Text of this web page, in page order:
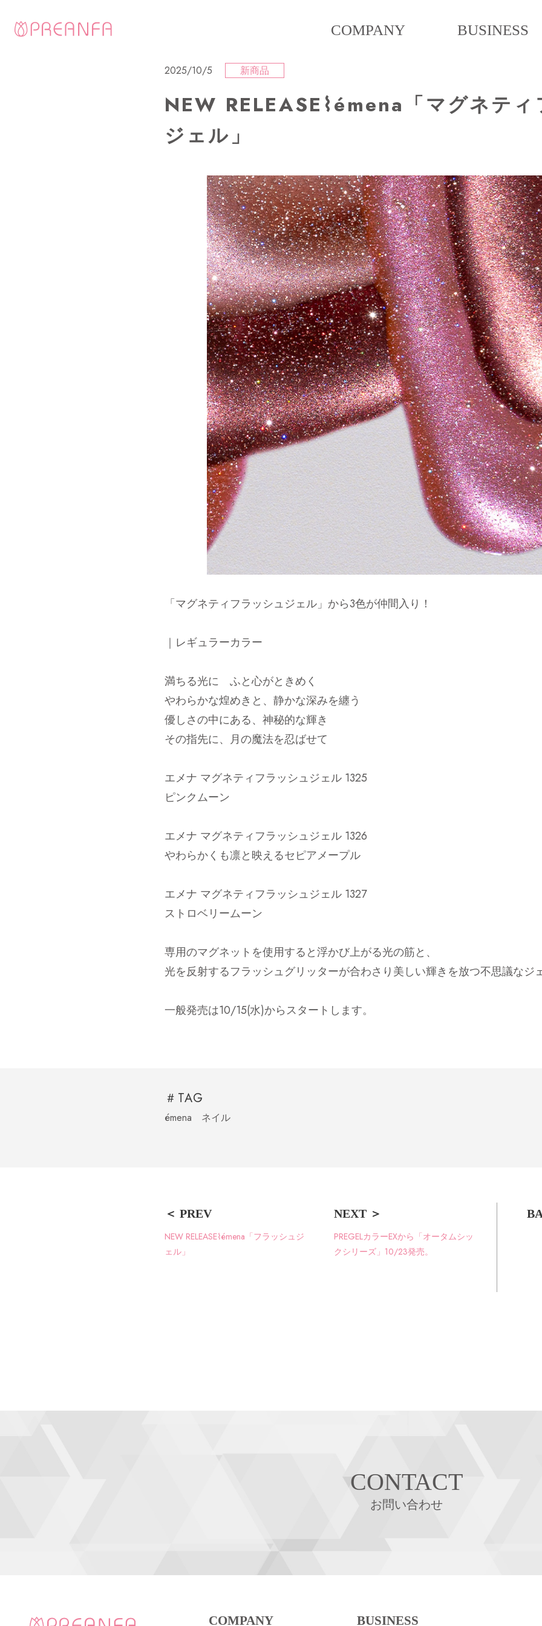
COMPANY BUSINESS
2025/10/5 新商品
NEW RELEASE⌇émena「マグネテ
ジェル」
「マグネティフラッシュジェル」から3色が仲間入り！
｜レギュラーカラー
満ちる光に ふと心がときめく
やわらかな煌めきと、静かな深みを纏う
優しさの中にある、神秘的な輝き
その指先に、月の魔法を忍ばせて
エメナ マグネティフラッシュジェル 1325
ピンクムーン
エメナ マグネティフラッシュジェル 1326
やわらかくも凛と映えるセピアメープル
エメナ マグネティフラッシュジェル 1327
ストロベリームーン
専用のマグネットを使用すると浮かび上がる光の筋と、
光を反射するフラッシュグリッターが合わさり美しい輝きを放つ不思議なジ
一般発売は10/15(水)からスタートします。
＃TAG
émena ネイル
NEW RELEASE⌇émena「フラッシュジ
ェル」
PREGELカラーEXから「オータムシッ
クシリーズ」10/23発売。
CONTACT
お問い合わせ
COMPANY BUSINESS